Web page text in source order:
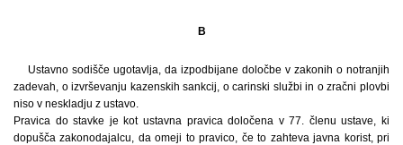
B
Ustavno sodišče ugotavlja, da izpodbijane določbe v zakonih o notranjih
zadevah, o izvrševanju kazenskih sankcij, o carinski službi in o zračni plovbi
niso v neskladju z ustavo.
Pravica do stavke je kot ustavna pravica določena v 77. členu ustave, ki
dopušča zakonodajalcu, da omeji to pravico, če to zahteva javna korist, pri